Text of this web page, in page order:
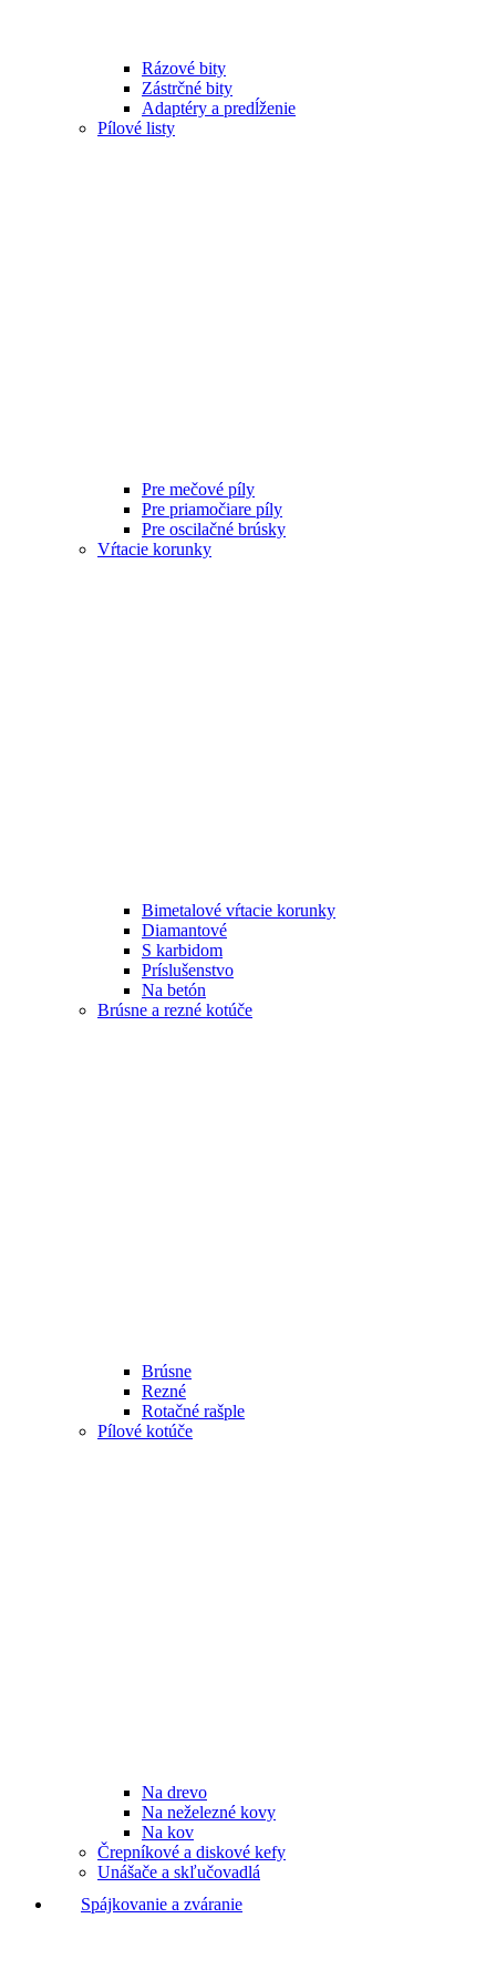
Rázové bity
Zástrčné bity
Adaptéry a predĺženie
Pílové listy
Pre mečové píly
Pre priamočiare píly
Pre oscilačné brúsky
Vŕtacie korunky
Bimetalové vŕtacie korunky
Diamantové
S karbidom
Príslušenstvo
Na betón
Brúsne a rezné kotúče
Brúsne
Rezné
Rotačné rašple
Pílové kotúče
Na drevo
Na neželezné kovy
Na kov
Črepníkové a diskové kefy
Unášače a skľučovadlá
Spájkovanie a zváranie